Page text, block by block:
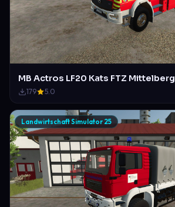
MB Actros LF20 Kats FTZ Mittelberg
179 5.0
Landwirtschaft Simulator 25